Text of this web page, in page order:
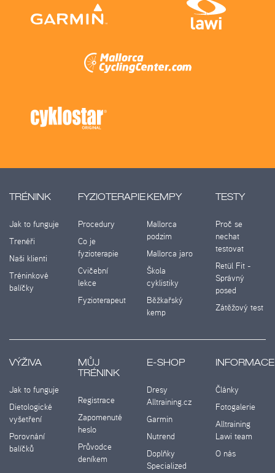
TRÉNINK
Jak to funguje
Trenéři
Naši klienti
Tréninkové
balíčky
FYZIOTERAPIE
Procedury
Co je
fyzioterapie
Cvičební
lekce
Fyzioterapeut
KEMPY
Mallorca
podzim
Mallorca jaro
Škola
cyklistiky
Běžkařský
kemp
TESTY
Proč se
nechat
testovat
Retül Fit -
Správný
posed
Zátěžový test
VÝŽIVA
Jak to funguje
Dietologické
vyšetření
Porovnání
balíčků
MŮJ
TRÉNINK
Registrace
Zapomenuté
heslo
Průvodce
deníkem
E-SHOP
Dresy
Alltraining.cz
Garmin
Nutrend
Doplňky
Specialized
INFORMACE
Články
Fotogalerie
Alltraining
Lawi team
O nás